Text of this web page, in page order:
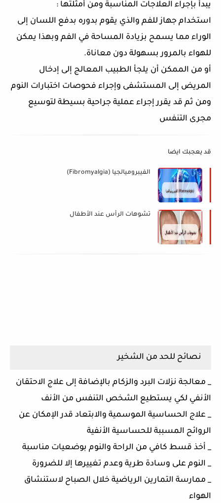
يبدأ بإجراء العلاجات المناسبة ومن أمثلتها :
استخدام جهاز للفم والذي يقوم بدوره بدفع اللسان إلى
الوراء مما يسمح بزيادة المساحة في الفم وبهذا يمكن
للهواء بالمرور بسهولة دون معاناة.
أو من الممكن أن يلجأ الطبيب المعالج إلى إدخال
المريض إلى المستشفى وإجراء فحوصات اختبارات النوم
ومن ثم قد يقرر إجراء عملية جراحية بسيطة لتوسيع
مجرى التنفس
قد يعجبك ايضا
الفيبروميالجيا (Fibromyalgia)
تشوهات الرأس عند الأطفال
نصائح للحد من الشخير
_ معالجة نزلات البرد والزكام بالإضافة إلى علاج الاحتقان
الأنفي لكي يستطيع الشخص التنفس من الأنف
_ علاج الحساسية الموسمية والابتعاد قدر الإمكان عن
الروائح المسببة للحساسية الأنفية
_ أخذ قسط كافي من الراحة والنوم بوضعيات مناسبة
_ النوم على وسادة طرية وعدم تغييرها إلا للضرورة
_ ممارسة التمارين الرياضية خلال الصباح لاستنشاق
الهواء